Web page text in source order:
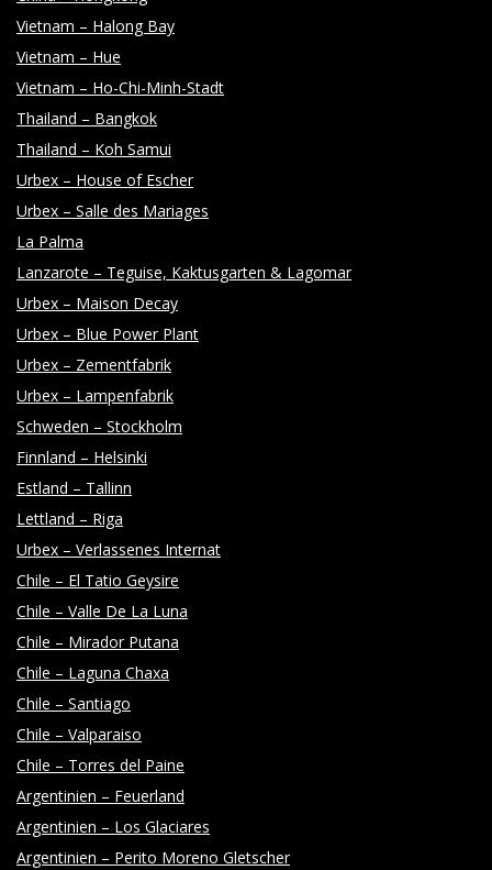
Vietnam – Halong Bay
Vietnam – Hue
Vietnam – Ho-Chi-Minh-Stadt
Thailand – Bangkok
Thailand – Koh Samui
Urbex – House of Escher
Urbex – Salle des Mariages
La Palma
Lanzarote – Teguise, Kaktusgarten & Lagomar
Urbex – Maison Decay
Urbex – Blue Power Plant
Urbex – Zementfabrik
Urbex – Lampenfabrik
Schweden – Stockholm
Finnland – Helsinki
Estland – Tallinn
Lettland – Riga
Urbex – Verlassenes Internat
Chile – El Tatio Geysire
Chile – Valle De La Luna
Chile – Mirador Putana
Chile – Laguna Chaxa
Chile – Santiago
Chile – Valparaiso
Chile – Torres del Paine
Argentinien – Feuerland
Argentinien – Los Glaciares
Argentinien – Perito Moreno Gletscher